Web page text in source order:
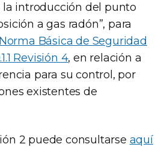
la introducción del punto
a gas radón”, para
Norma Básica de Seguridad
Revisión 4, en relación a
para su control, por
existentes de
2 puede consultarse aquí